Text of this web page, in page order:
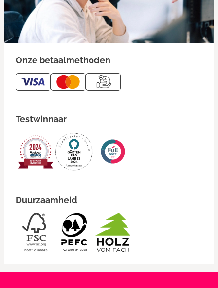
Onze betaalmethoden
Testwinnaar
Duurzaamheid